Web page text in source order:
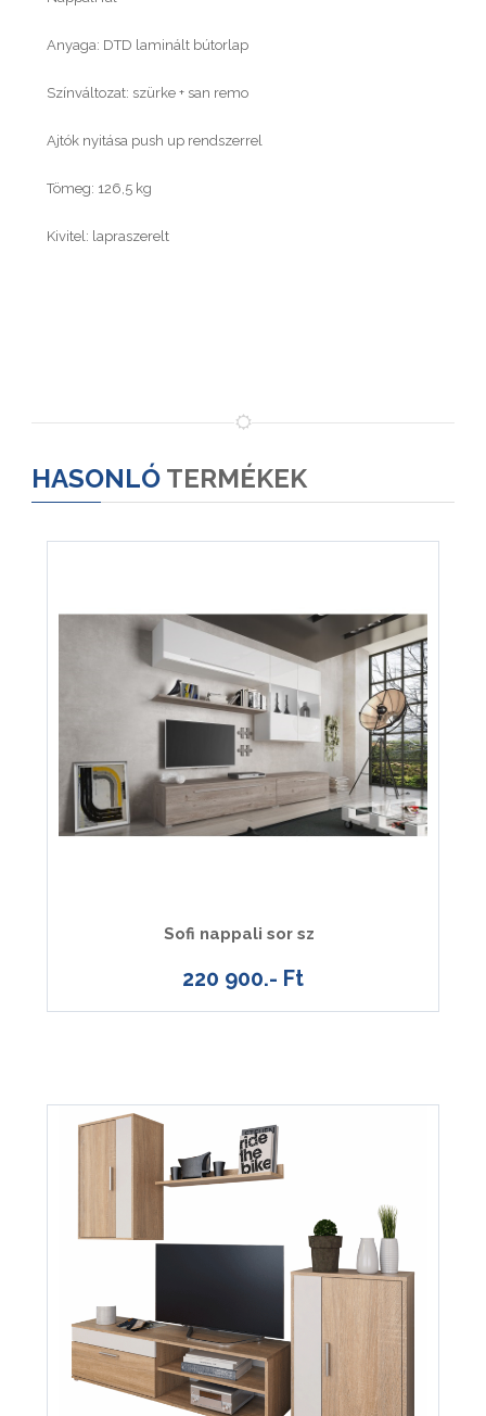
Anyaga: DTD laminált bútorlap
Színváltozat: szürke + san remo
Ajtók nyitása push up rendszerrel
Tömeg: 126,5 kg
Kivitel: lapraszerelt
HASONLÓ TERMÉKEK
Sofi nappali sor sz
220 900.- Ft